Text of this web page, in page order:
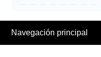
Navegación principal